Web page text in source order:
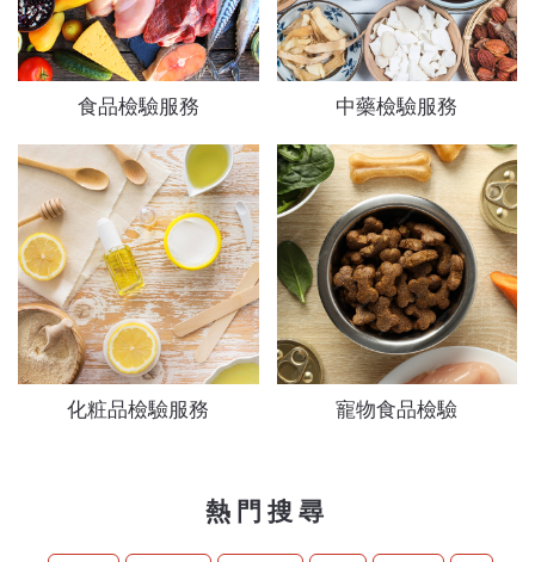
食品檢驗服務 中藥檢驗服務
化粧品檢驗服務 寵物食品檢驗
熱門搜尋